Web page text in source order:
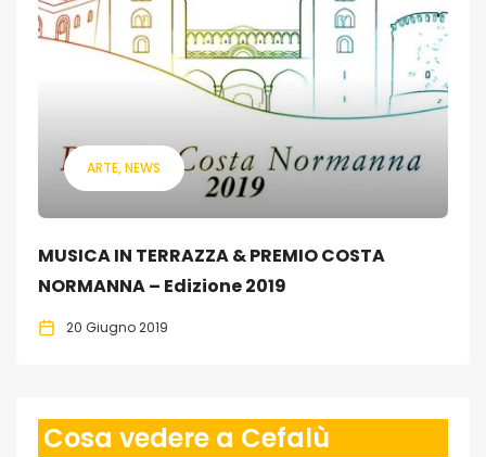
ARTE NEWS
MUSICA IN TERRAZZA & PREMIO COSTA
NORMANNA – Edizione 2019
20 Giugno 2019
Cosa vedere a Cefalù